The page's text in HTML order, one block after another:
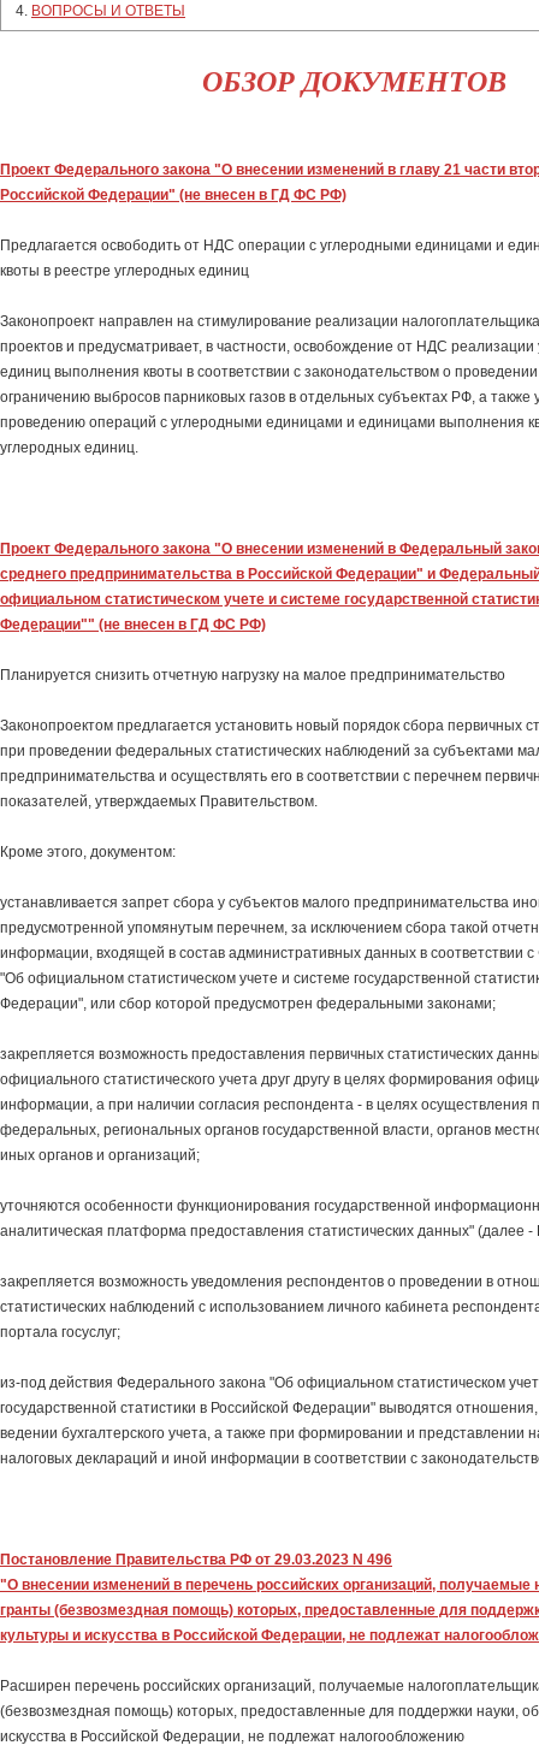
ВОПРОСЫ И ОТВЕТЫ
ОБЗОР ДОКУМЕНТОВ
Проект Федерального закона "О внесении изменений в главу 21 части
Российской Федерации" (не внесен в ГД ФС РФ)
Предлагается освободить от НДС операции с углеродными единицами и
квоты в реестре углеродных единиц
Законопроект направлен на стимулирование реализации
проектов и предусматривает, в частности, освобождение от НДС
единиц выполнения квоты в соответствии с законодательством о
ограничению выбросов парниковых газов в отдельных субъектах РФ, а также
проведению операций с углеродными единицами и единицами выполнения
углеродных единиц.
Проект Федерального закона "О внесении изменений в Федеральный
среднего предпринимательства в Российской Федерации" и
официальном статистическом учете и системе государственной
Федерации"" (не внесен в ГД ФС РФ)
Планируется снизить отчетную нагрузку на малое предпринимательство
Законопроектом предлагается установить новый порядок сбора первичных
при проведении федеральных статистических наблюдений за субъектами
предпринимательства и осуществлять его в соответствии с перечнем
показателей, утверждаемых Правительством.
Кроме этого, документом:
устанавливается запрет сбора у субъектов малого предпринимательства
предусмотренной упомянутым перечнем, за исключением сбора такой
информации, входящей в состав административных данных в соответствии
"Об официальном статистическом учете и системе государственной
Федерации", или сбор которой предусмотрен федеральными законами;
закрепляется возможность предоставления первичных статистических
официального статистического учета друг другу в целях формирования
информации, а при наличии согласия респондента - в целях осуществления
федеральных, региональных органов государственной власти, органов
иных органов и организаций;
уточняются особенности функционирования государственной
аналитическая платформа предоставления статистических данных" (далее
закрепляется возможность уведомления респондентов о проведении в
статистических наблюдений с использованием личного кабинета
портала госуслуг;
из-под действия Федерального закона "Об официальном статистическом
государственной статистики в Российской Федерации" выводятся
ведении бухгалтерского учета, а также при формировании и представлении
налоговых деклараций и иной информации в соответствии с
Постановление Правительства РФ от 29.03.2023 N 496
"О внесении изменений в перечень российских организаций,
гранты (безвозмездная помощь) которых, предоставленные для
культуры и искусства в Российской Федерации, не подлежат
Расширен перечень российских организаций, получаемые
(безвозмездная помощь) которых, предоставленные для поддержки науки,
искусства в Российской Федерации, не подлежат налогообложению